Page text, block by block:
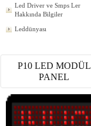
Led Driver ve Smps Ler
Hakkında Bilgiler
Leddünyası
P10 LED MODÜL
PANEL